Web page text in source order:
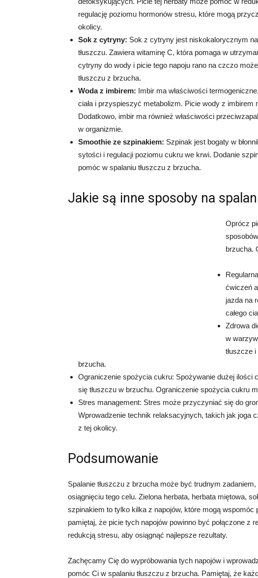
regulację poziomu hormonów stresu, które mogą
okolicy.
Sok z cytryny: Sok z cytryny jest niskokalorycznym
tłuszczu. Zawiera witaminę C, która pomaga w
cytryny do wody i picie tego napoju rano na czczo
tłuszczu z brzucha.
Woda z imbirem: Imbir ma właściwości
ciała i przyspieszyć metabolizm. Picie wody z imbirem
Dodatkowo, imbir ma również właściwości
w organizmie.
Smoothie ze szpinakiem: Szpinak jest bogaty w
sytości i regulacji poziomu cukru we krwi. Dodanie
pomóc w spalaniu tłuszczu z brzucha.
Jakie są inne sposoby na
Oprócz
brzucha.
ćwiczeń
jazda na
całego
Zdrowa
w
tłuszcze
brzucha.
Ograniczenie spożycia cukru: Spożywanie dużej ilości
się tłuszczu w brzuchu. Ograniczenie spożycia cukru
Stres management: Stres może przyczyniać się do
Wprowadzenie technik relaksacyjnych, takich jak joga
z tej okolicy.
Podsumowanie
Spalanie tłuszczu z brzucha może być trudnym
osiągnięciu tego celu. Zielona herbata, herbata miętowa,
szpinakiem to tylko kilka z napojów, które mogą wspomóc
pamiętaj, że picie tych napojów powinno być połączone z
redukcją stresu, aby osiągnąć najlepsze rezultaty.
Zachęcamy Cię do wypróbowania tych napojów i
pomóc Ci w spalaniu tłuszczu z brzucha. Pamiętaj, że